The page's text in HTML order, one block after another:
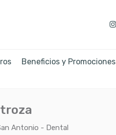
Beneficios y Promociones
Antonio - Dental